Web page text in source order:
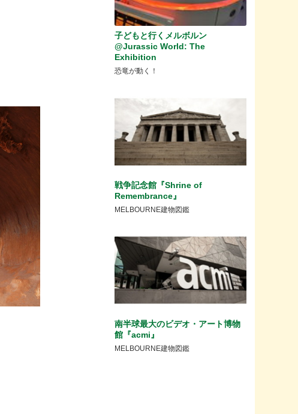
子どもと行くメルボルン
@Jurassic World: The
Exhibition
恐竜が動く！
戦争記念館『Shrine of
Remembrance』
MELBOURNE建物図鑑
南半球最大のビデオ・アート博物
館『acmi』
MELBOURNE建物図鑑